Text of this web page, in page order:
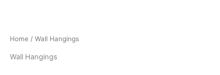
Home / Wall Hangings
Wall Hangings